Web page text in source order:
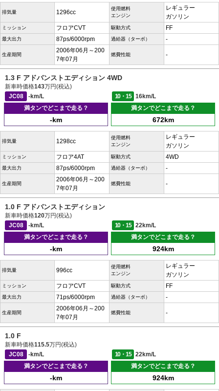
排気量 1296cc
使用燃料
エンジン
レギュラー
ガソリン
ミッション フロアCVT 駆動方式 FF
最大出力 87ps/6000rpm 過給器（ターボ） -
生産期間
2006年06月～200
7年07月
燃費性能 -
1.3 F アドバンストエディション 4WD
新車時価格143万円(税込)
JC08
-km/L 10・15
16km/L
満タンでどこまで走る？
-km
満タンでどこまで走る？
672km
排気量 1298cc
使用燃料
エンジン
レギュラー
ガソリン
ミッション フロア4AT 駆動方式 4WD
最大出力 87ps/6000rpm 過給器（ターボ） -
生産期間
2006年06月～200
7年07月
燃費性能 -
1.0 F アドバンストエディション
新車時価格120万円(税込)
JC08
-km/L 10・15
22km/L
満タンでどこまで走る？
-km
満タンでどこまで走る？
924km
排気量 996cc
使用燃料
エンジン
レギュラー
ガソリン
ミッション フロアCVT 駆動方式 FF
最大出力 71ps/6000rpm 過給器（ターボ） -
生産期間
2006年06月～200
7年07月
燃費性能 -
1.0 F
新車時価格115.5万円(税込)
JC08
-km/L 10・15
22km/L
満タンでどこまで走る？
-km
満タンでどこまで走る？
924km